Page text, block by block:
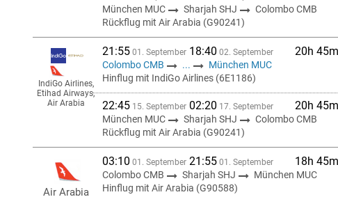
München MUC Sharjah SHJ
Colombo CMB
Rückflug mit Air Arabia (G90241)
21:55 01. September 18:40 02. September 20h 45m
Colombo CMB ...
München MUC
Hinflug mit IndiGo Airlines (6E1186)
22:45 15. September 02:20 17. September 20h 45m
München MUC Sharjah SHJ
Colombo CMB
Rückflug mit Air Arabia (G90241)
IndiGo Airlines,
Etihad Airways,
Air Arabia
03:10 01. September 21:55 01. September 18h 45m
Colombo CMB Sharjah SHJ
München MUC
Hinflug mit Air Arabia (G90588)
Air Arabia